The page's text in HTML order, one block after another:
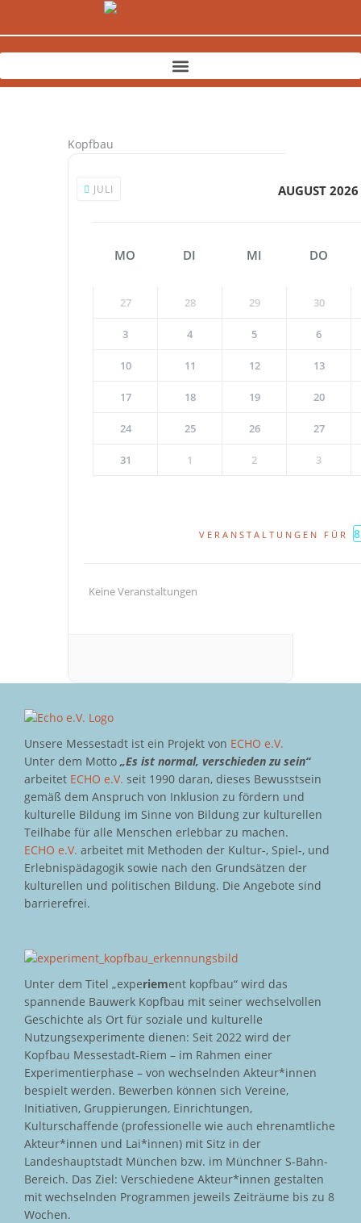
Kopfbau
JULI AUGUST 2026
MO DI MI DO
27 28 29 30
3 4 5 6
10 11 12 13
17 18 19 20
24 25 26 27
31 1 2 3
VERANSTALTUNGEN FÜR
Keine Veranstaltungen
Unsere Messestadt ist ein Projekt von ECHO e.V.
Unter dem Motto „Es ist normal, verschieden zu sein“
arbeitet ECHO e.V. seit 1990 daran, dieses Bewusstsein
gemäß dem Anspruch von Inklusion zu fördern und
kulturelle Bildung im Sinne von Bildung zur kulturellen
Teilhabe für alle Menschen erlebbar zu machen.
ECHO e.V. arbeitet mit Methoden der Kultur-, Spiel-, und
Erlebnispädagogik sowie nach den Grundsätzen der
kulturellen und politischen Bildung. Die Angebote sind
barrierefrei.
Unter dem Titel „experiement kopfbau“ wird das
spannende Bauwerk Kopfbau mit seiner wechselvollen
Geschichte als Ort für soziale und kulturelle
Nutzungsexperimente dienen: Seit 2022 wird der
Kopfbau Messestadt-Riem – im Rahmen einer
Experimentierphase – von wechselnden Akteur*innen
bespielt werden. Bewerben können sich Vereine,
Initiativen, Gruppierungen, Einrichtungen,
Kulturschaffende (professionelle wie auch ehrenamtliche
Akteur*innen und Lai*innen) mit Sitz in der
Landeshauptstadt München bzw. im Münchner S-Bahn-
Bereich. Das Ziel: Verschiedene Akteur*innen gestalten
mit wechselnden Programmen jeweils Zeiträume bis zu 8
Wochen.